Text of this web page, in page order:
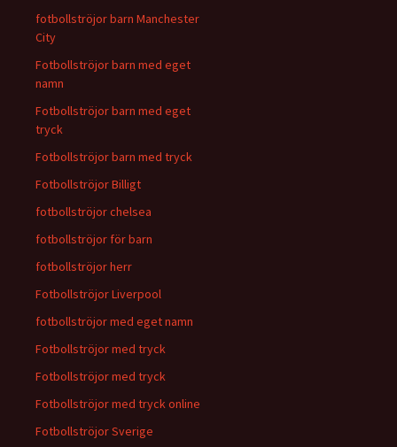
fotbollströjor barn Manchester
City
Fotbollströjor barn med eget
namn
Fotbollströjor barn med eget
tryck
Fotbollströjor barn med tryck
Fotbollströjor Billigt
fotbollströjor chelsea
fotbollströjor för barn
fotbollströjor herr
Fotbollströjor Liverpool
fotbollströjor med eget namn
Fotbollströjor med tryck
Fotbollströjor med tryck
Fotbollströjor med tryck online
Fotbollströjor Sverige